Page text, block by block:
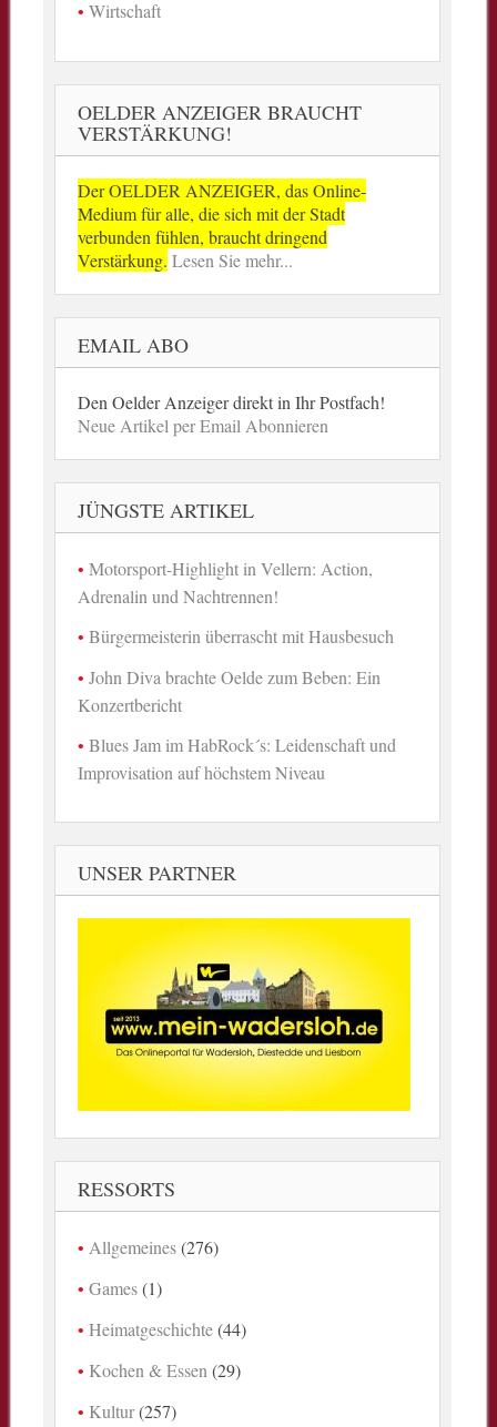
Wirtschaft
OELDER ANZEIGER BRAUCHT
VERSTÄRKUNG!
Der OELDER ANZEIGER, das Online-
Medium für alle, die sich mit der Stadt
verbunden fühlen, braucht dringend
Verstärkung. Lesen Sie mehr...
EMAIL ABO
Den Oelder Anzeiger direkt in Ihr Postfach!
Neue Artikel per Email Abonnieren
JÜNGSTE ARTIKEL
Motorsport-Highlight in Vellern: Action,
Adrenalin und Nachtrennen!
Bürgermeisterin überrascht mit Hausbesuch
John Diva brachte Oelde zum Beben: Ein
Konzertbericht
Blues Jam im HabRock´s: Leidenschaft und
Improvisation auf höchstem Niveau
UNSER PARTNER
RESSORTS
Allgemeines(276)
Games(1)
Heimatgeschichte(44)
Kochen & Essen (29)
Kultur(257)